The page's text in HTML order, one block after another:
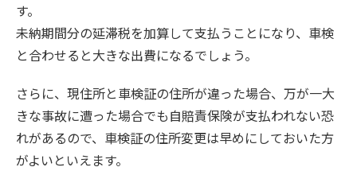
す。
未納期間分の延滞税を加算して支払うことになり、車検
と合わせると大きな出費になるでしょう。
さらに、現住所と車検証の住所が違った場合、万が一大
きな事故に遭った場合でも自賠責保険が支払われない恐
れがあるので、車検証の住所変更は早めにしておいた方
がよいといえます。